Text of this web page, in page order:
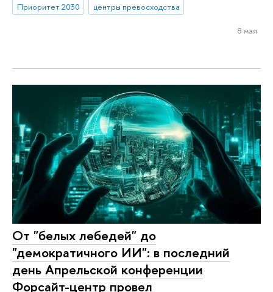
Приоритет 2030
центры превосходства
8 мая
От "белых лебедей" до
"демократичного ИИ": в последний
день Апрельской конференции
Форсайт-центр провел